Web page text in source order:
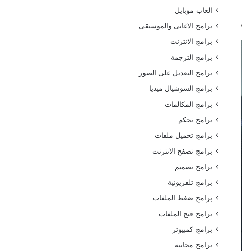
العاب موبايل
برامج الاغانى والموسيقى
برامج الانترنت
برامج الترجمة
برامج التعديل على الصور
برامج السوشيال ميديا
برامج المكالمات
برامج تحكم
برامج تحميل ملفات
برامج تصفح الانترنت
برامج تصميم
برامج تلفزيونية
برامج ضغط الملفات
برامج فتح الملفات
برامج كمبيوتر
برامج مجانية